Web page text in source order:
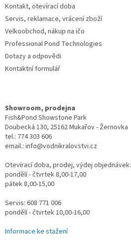
Kontakt, otevírací doba
Servis, reklamace, vrácení zboží
Velkoobchod, nákup na ičo
Professional Pond Technologies
Dotazy a odpovědi
Kontaktní formulář
Showroom, prodejna
Fish&Pond Showstone Park
Doubecká 130, 25162 Mukařov - Žernovka
tel.: 774 303 606
email.: info@vodnikralovstvi.cz
Otevírací doba, prodej, výdej objednávek:
pondělí - čtvrtek 8,00-17,00
pátek 8,00-15,00
Servis: 608 771 006
pondělí - čtvrtek 10,00-16,00
Informace ke stažení